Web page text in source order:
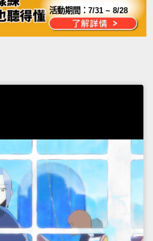
活動期間：7/31 ~ 8/28